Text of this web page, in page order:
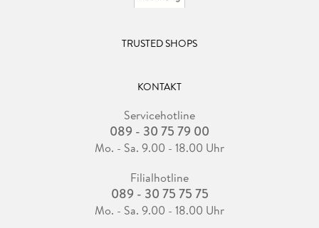
TRUSTED SHOPS
KONTAKT
Servicehotline
089 - 30 75 79 00
Mo. - Sa. 9.00 - 18.00 Uhr
Filialhotline
089 - 30 75 75 75
Mo. - Sa. 9.00 - 18.00 Uhr